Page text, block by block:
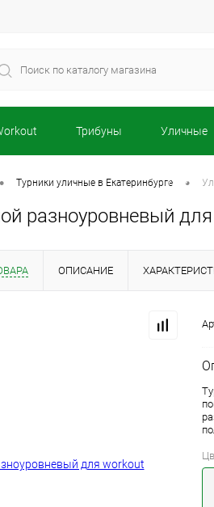
Трибуны Уличные
турники
• Турники уличные в Екатеринбурге •
разноуровневый
ОПИСАНИЕ